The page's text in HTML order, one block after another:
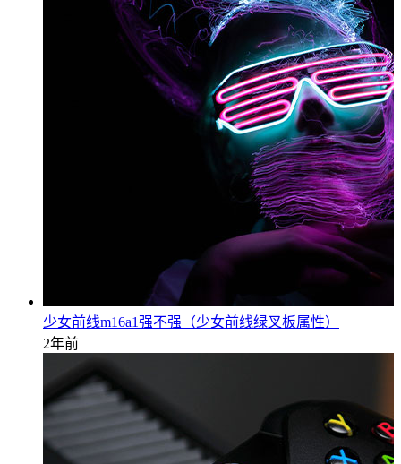
少女前线m16a1强不强（少女前线绿叉板属性）
2年前